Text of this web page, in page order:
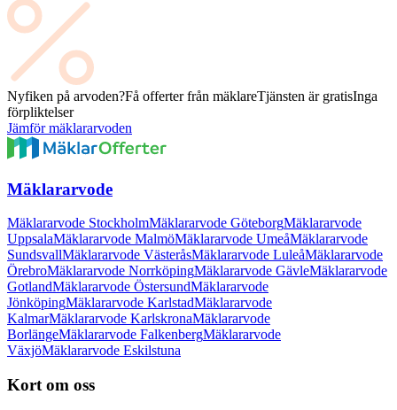
Nyfiken på arvoden?Få offerter från mäklareTjänsten är gratisInga
förpliktelser
Jämför mäklararvoden
Mäklararvode
Mäklararvode StockholmMäklararvode GöteborgMäklararvode
UppsalaMäklararvode MalmöMäklararvode UmeåMäklararvode
SundsvallMäklararvode VästeråsMäklararvode LuleåMäklararvode
ÖrebroMäklararvode NorrköpingMäklararvode GävleMäklararvode
GotlandMäklararvode ÖstersundMäklararvode
JönköpingMäklararvode KarlstadMäklararvode
KalmarMäklararvode KarlskronaMäklararvode
BorlängeMäklararvode FalkenbergMäklararvode
VäxjöMäklararvode Eskilstuna
Kort om oss